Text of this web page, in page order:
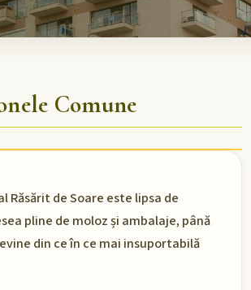
Comune
de Soare este lipsa de
pline de moloz și ambalaje, până
din ce în ce mai insuportabilă